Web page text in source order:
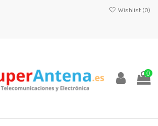
Wishlist (0)
0